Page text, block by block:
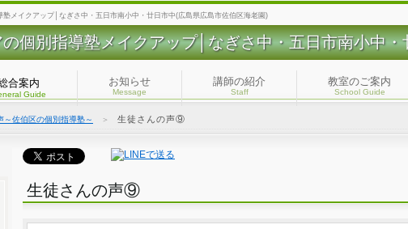
メイクアップ│なぎさ中・五日市南小中・廿日市中(広島県広島市佐伯区海老園)
個別指導塾メイクアップ│なぎさ中・五日市南小中・
合案内
Guide
お知らせ
Message
講師の紹介
Staff
教室のご案内
School Guide
～佐伯区の個別指導塾～ ＞ 生徒さんの声⑨
生徒さんの声⑨